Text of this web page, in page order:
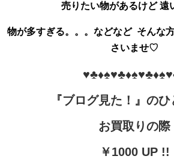
売りたい物があるけど 遠
物が多すぎる。。。 などなど そんな
さいませ♡
『ブログ見た！』 のひ
お買取りの際
￥1000 UP !!